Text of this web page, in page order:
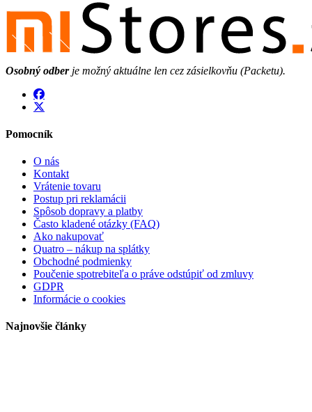
Osobný odberje možný aktuálne len cez zásielkovňu (Packetu).
Pomocník
O nás
Kontakt
Vrátenie tovaru
Postup pri reklamácii
Spôsob dopravy a platby
Často kladené otázky (FAQ)
Ako nakupovať
Quatro – nákup na splátky
Obchodné podmienky
Poučenie spotrebiteľa o práve odstúpiť od zmluvy
GDPR
Informácie o cookies
Najnovšie články